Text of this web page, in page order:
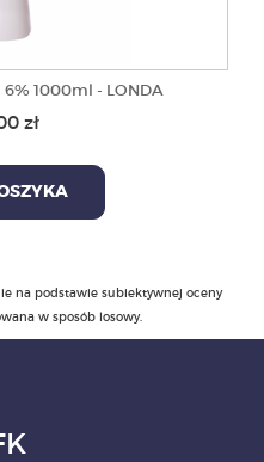
1000ml - LONDA
zł
na podstawie subiektywnej oceny
w sposób losowy.